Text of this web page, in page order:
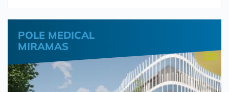
POLE MEDICAL
MIRAMAS